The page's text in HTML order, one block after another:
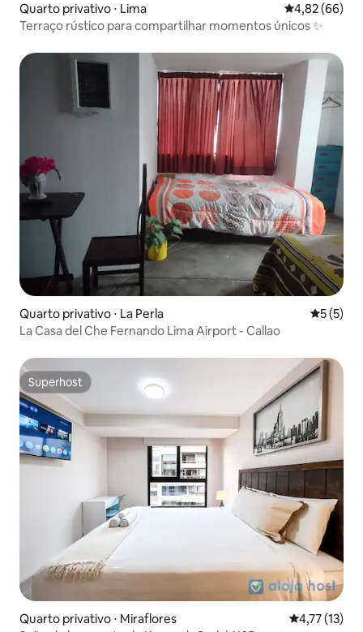
Quarto privativo ⋅ Lima 4,82 de uma
4,82 (66)
Terraço rústico para compartilhar momentos únicos ✨
Quarto privativo ⋅ La Perla 5 de
5 (5)
La Casa del Che Fernando Lima Airport - Callao
Superhost
Superhost
Quarto privativo ⋅ Miraflores 4,77 de uma
4,77 (13)